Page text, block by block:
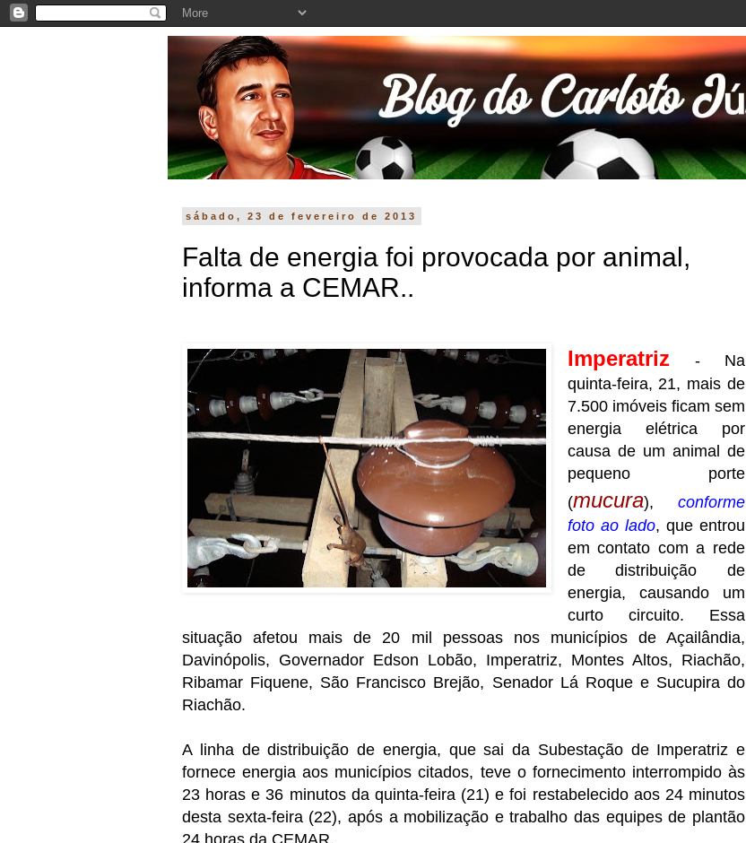
sábado, 23 de fevereiro de 2013
Falta de energia foi provocada por animal,
informa a CEMAR..
Imperatriz- Na
quinta-feira, 21, mais de
7.500 imóveis ficam sem
energia elétrica por
causa de um animal de
pequeno porte
(mucura), conforme
foto ao lado, que entrou
em contato com a rede
de distribuição de
energia, causando um
curto circuito. Essa
situação afetou mais de 20 mil pessoas nos municípios de Açailândia,
Davinópolis, Governador Edson Lobão, Imperatriz, Montes Altos, Riachão,
Ribamar Fiquene, São Francisco Brejão, Senador Lá Roque e Sucupira do
Riachão.
A linha de distribuição de energia, que sai da Subestação de Imperatriz e
fornece energia aos municípios citados, teve o fornecimento interrompido às
23 horas e 36 minutos da quinta-feira (21) e foi restabelecido aos 24 minutos
desta sexta-feira (22), após a mobilização e trabalho das equipes de plantão